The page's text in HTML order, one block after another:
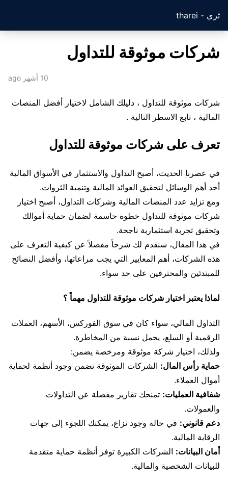
ثري - tharei
شركات موثوقة للتداول
10 أشهر ago
شركات موثوقة للتداول ، دليلك الشامل لاختيار أفضل المنصات
المالية ، تابع الاسطر التالية .
تعرف على شركات موثوقة للتداول
في عصرنا الحديث، أصبح التداول والاستثمار في الأسواق المالية
أحد أهم الوسائل لتحقيق العوائد المالية وتنمية الثروات.
ومع تزايد عدد المنصات المالية وشركات التداول، أصبح اختيار
شركات موثوقة للتداول خطوة حاسمة لضمان حماية أموالك
وتحقيق تجربة استثمارية ناجحة.
في هذا المقال، سنقدم لك شرحاً مفصلاً عن كيفية التعرف على
هذه الشركات، أهم المعايير التي يجب مراعاتها، وأفضل النصائح
للمبتدئين والمحترفين على حد سواء.
لماذا يعتبر اختيار شركات موثوقة للتداول مهماً ؟
التداول المالي، سواء كان في سوق الفوركس، الأسهم، العملات
الرقمية أو السلع، يحمل نسبة من المخاطرة.
ولذلك، اختيار شركة موثوقة ومرخصة يضمن:
حماية رأس المال: الشركات الموثوقة تضمن وجود أنظمة لحماية
أموال العملاء.
شفافية العمليات: تمنحك تقارير مفصلة عن التداولات
والعمولات.
دعم قانوني: في حالة وجود نزاع، يمكنك اللجوء إلى جهات
الرقابة المالية.
أمان البيانات: الشركات الكبيرة توفر أنظمة حماية متقدمة
للبيانات الشخصية والمالية.